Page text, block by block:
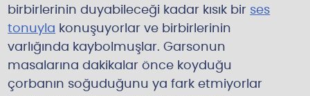
birbirlerinin duyabileceği kadar kısık bir ses
tonuyla konuşuyorlar ve birbirlerinin
varlığında kaybolmuşlar. Garsonun
masalarına dakikalar önce koyduğu
çorbanın soğuduğunu ya fark etmiyorlar